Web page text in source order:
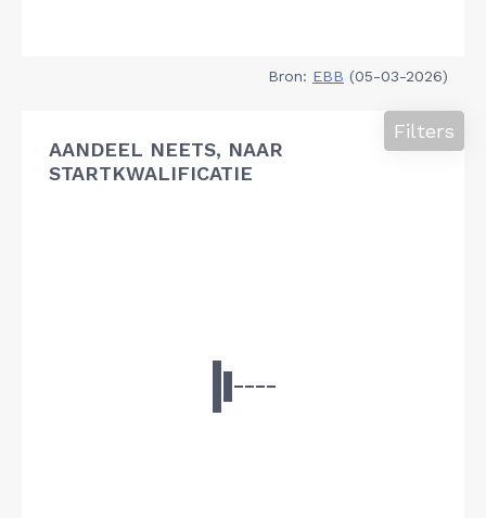
Bron: EBB (05-03-2026)
AANDEEL NEETS, NAAR
STARTKWALIFICATIE
Filters